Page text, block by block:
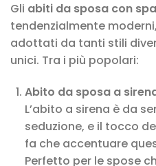
Gli abiti da sposa con
tendenzialmente
adottati da tanti stili
unici. Tra i più popolari:
Abito da sposa a
L’abito a sirena è da
seduzione, e il tocco
fa che accentuare
Perfetto per le spose